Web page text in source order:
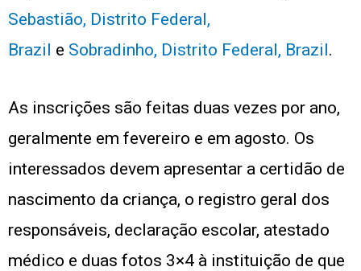
Sebastião, Distrito Federal,
Brazil e Sobradinho, Distrito Federal, Brazil.
As inscrições são feitas duas vezes por ano,
geralmente em fevereiro e em agosto. Os
interessados devem apresentar a certidão de
nascimento da criança, o registro geral dos
responsáveis, declaração escolar, atestado
médico e duas fotos 3×4 à instituição de que